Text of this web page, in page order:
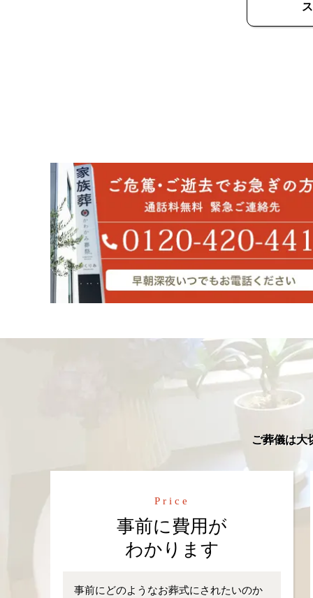
ご葬儀は大
Price
事前に費用が
わかります
事前にどのようなお葬式にされたいのか